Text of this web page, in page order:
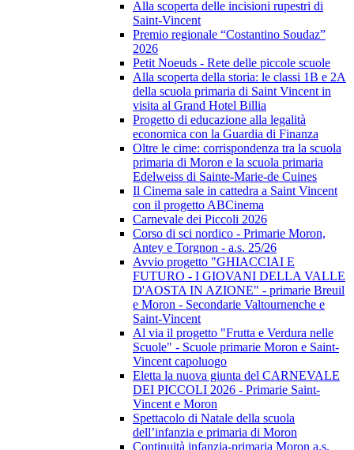
Alla scoperta delle incisioni rupestri di
Saint-Vincent
Premio regionale “Costantino Soudaz”
2026
Petit Noeuds - Rete delle piccole scuole
Alla scoperta della storia: le classi 1B e 2A
della scuola primaria di Saint Vincent in
visita al Grand Hotel Billia
Progetto di educazione alla legalità
economica con la Guardia di Finanza
Oltre le cime: corrispondenza tra la scuola
primaria di Moron e la scuola primaria
Edelweiss di Sainte-Marie-de Cuines
Il Cinema sale in cattedra a Saint Vincent
con il progetto ABCinema
Carnevale dei Piccoli 2026
Corso di sci nordico - Primarie Moron,
Antey e Torgnon - a.s. 25/26
Avvio progetto "GHIACCIAI E
FUTURO - I GIOVANI DELLA VALLE
D'AOSTA IN AZIONE" - primarie Breuil
e Moron - Secondarie Valtournenche e
Saint-Vincent
Al via il progetto "Frutta e Verdura nelle
Scuole" - Scuole primarie Moron e Saint-
Vincent capoluogo
Eletta la nuova giunta del CARNEVALE
DEI PICCOLI 2026 - Primarie Saint-
Vincent e Moron
Spettacolo di Natale della scuola
dell’infanzia e primaria di Moron
Continuità infanzia-primaria Moron a.s.